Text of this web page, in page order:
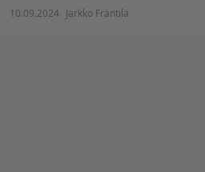
10.09.2024 Jarkko Fräntilä